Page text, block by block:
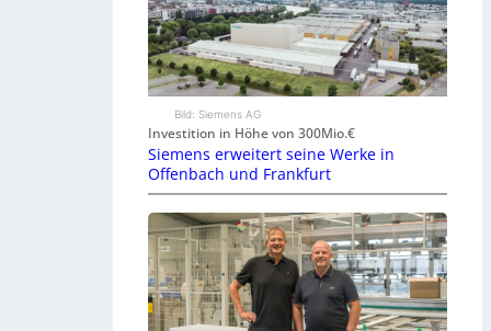
Bild: Siemens AG
Investition in Höhe von 300Mio.€
Siemens erweitert seine Werke in
Offenbach und Frankfurt